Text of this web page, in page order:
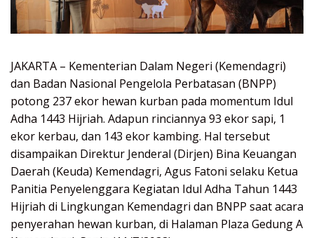
JAKARTA – Kementerian Dalam Negeri (Kemendagri)
dan Badan Nasional Pengelola Perbatasan (BNPP)
potong 237 ekor hewan kurban pada momentum Idul
Adha 1443 Hijriah. Adapun rinciannya 93 ekor sapi, 1
ekor kerbau, dan 143 ekor kambing. Hal tersebut
disampaikan Direktur Jenderal (Dirjen) Bina Keuangan
Daerah (Keuda) Kemendagri, Agus Fatoni selaku Ketua
Panitia Penyelenggara Kegiatan Idul Adha Tahun 1443
Hijriah di Lingkungan Kemendagri dan BNPP saat acara
penyerahan hewan kurban, di Halaman Plaza Gedung A